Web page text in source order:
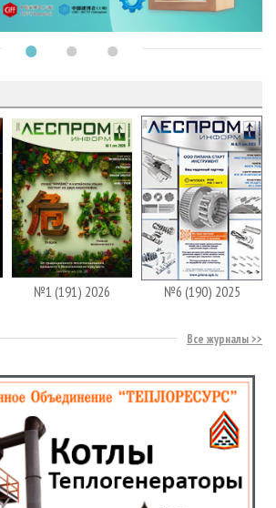
№1 (191) 2026 №6 (190) 2025
Все журналы